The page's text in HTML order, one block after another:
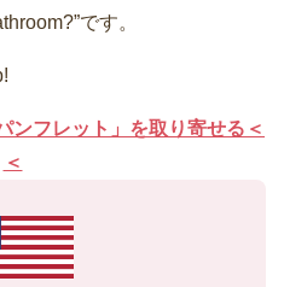
です。
ンフレット」を取り寄せる＜
＜